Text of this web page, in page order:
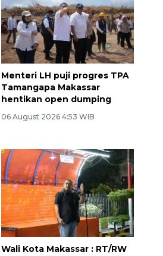
Menteri LH puji progres TPA
Tamangapa Makassar
hentikan open dumping
06 August 2026 4:53 WIB
Wali Kota Makassar : RT/RW